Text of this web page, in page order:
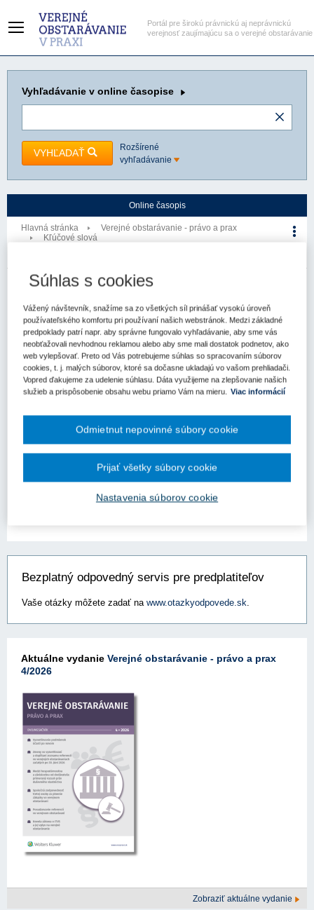
Portál pre širokú právnickú aj neprávnickú
verejnosť zaujímajúcu sa o verejné obstarávanie
Vyhľadávanie v online časopise
VYHĽADAŤ
Rozšírené
vyhľadávanie
Online časopis
Hlavná stránka
Verejné obstarávanie - právo a prax
Kľúčové slová
Aktuality
Telekomunikačná výnimka v rozhodovacej
a aplikačnej praxi
V tomto príspevku sa autori venujú problematike aplikácie tzv.
telekomunikačnej výnimky, a to najmä z hľadiska rozhodovacej
ods. 2 písm. i) zákona č. 343/2015 Z. z. o verejnom obstará...
Kľúčové slová
Telekomunikačná výnimka
Bezplatný odpovedný servis pre predplatiteľov
Vaše otázky môžete zadať na www.otazkyodpovede.sk.
Aktuálne vydanie Verejné obstarávanie - právo a prax
4/2026
Zobraziť aktuálne vydanie
Súhlas s cookies
Vážený návštevník, snažíme sa zo všetkých síl prinášať vysokú úroveň
používateľského komfortu pri používaní našich webstránok. Medzi základné
predpoklady patrí napr. aby správne fungovalo vyhľadávanie, aby sme vás
neobťažovali nevhodnou reklamou alebo aby sme mali dostatok podnetov, ako
web vylepšovať. Preto od Vás potrebujeme súhlas so spracovaním súborov
cookies, t. j. malých súborov, ktoré sa dočasne ukladajú vo vašom prehliadači.
Vopred ďakujeme za udelenie súhlasu. Dáta využijeme na zlepšovanie našich
služieb a prispôsobenie obsahu webu priamo Vám na mieru. Viac informácií
Nastavenia súborov cookie
Odmietnut nepovinné súbory cookie
Prijať všetky súbory cookie